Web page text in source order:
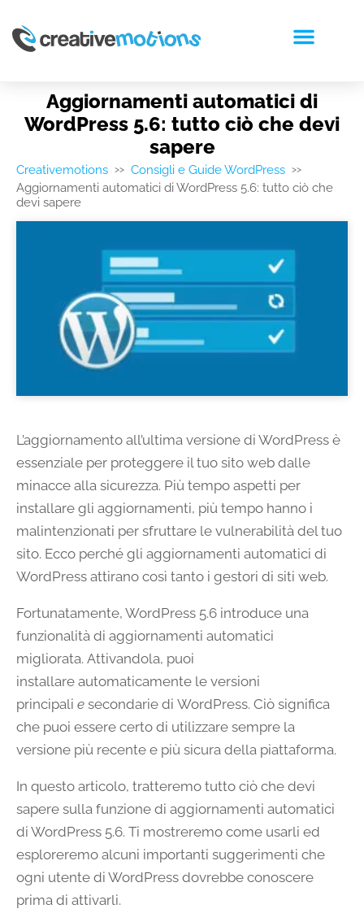
Aggiornamenti automatici di
WordPress 5.6: tutto ciò che devi
sapere
Creativemotions >> Consigli e Guide WordPress >>
Aggiornamenti automatici di WordPress 5.6: tutto ciò che
devi sapere
L’aggiornamento all’ultima versione di WordPress è
essenziale per proteggere il tuo sito web dalle
minacce alla sicurezza. Più tempo aspetti per
installare gli aggiornamenti, più tempo hanno i
malintenzionati per sfruttare le vulnerabilità del tuo
sito. Ecco perché gli aggiornamenti automatici di
WordPress attirano così tanto i gestori di siti web.
Fortunatamente, WordPress 5.6 introduce una
funzionalità di aggiornamenti automatici
migliorata. Attivandola, puoi
installare automaticamente le versioni
principali e secondarie di WordPress. Ciò significa
che puoi essere certo di utilizzare sempre la
versione più recente e più sicura della piattaforma.
In questo articolo, tratteremo tutto ciò che devi
sapere sulla funzione di aggiornamenti automatici
di WordPress 5.6. Ti mostreremo come usarli ed
esploreremo alcuni importanti suggerimenti che
ogni utente di WordPress dovrebbe conoscere
prima di attivarli.